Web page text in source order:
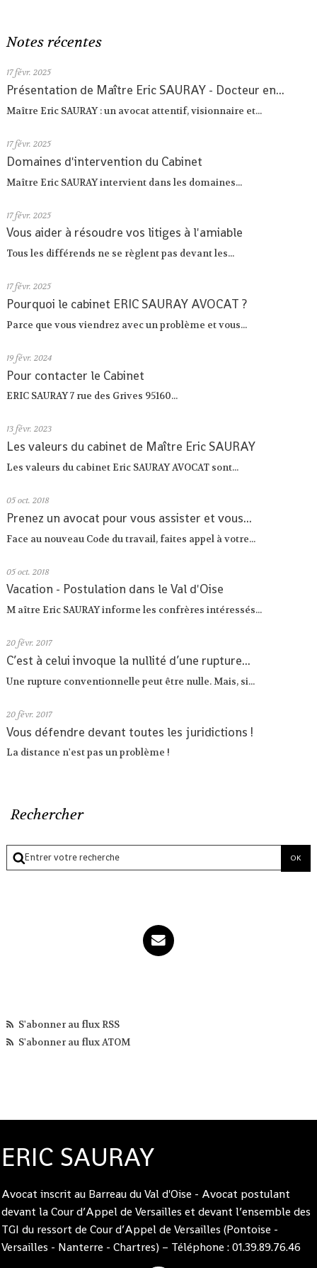
Notes récentes
17 févr. 2025
Présentation de Maître Eric SAURAY - Docteur en...
Maître Eric SAURAY : un avocat attentif, visionnaire et...
17 févr. 2025
Domaines d'intervention du Cabinet
Maître Eric SAURAY intervient dans les domaines...
17 févr. 2025
Vous aider à résoudre vos litiges à l'amiable
Tous les différends ne se règlent pas devant les...
17 févr. 2025
Pourquoi le cabinet ERIC SAURAY AVOCAT ?
Parce que vous viendrez avec un problème et vous...
19 févr. 2024
Pour contacter le Cabinet
ERIC SAURAY 7 rue des Grives 95160...
13 févr. 2023
Les valeurs du cabinet de Maître Eric SAURAY
Les valeurs du cabinet Eric SAURAY AVOCAT sont...
05 oct. 2018
Prenez un avocat pour vous assister et vous...
Face au nouveau Code du travail, faites appel à votre...
05 oct. 2018
Vacation - Postulation dans le Val d'Oise
M aître Eric SAURAY informe les confrères intéressés...
20 févr. 2017
C’est à celui invoque la nullité d’une rupture...
Une rupture conventionnelle peut être nulle. Mais, si...
20 févr. 2017
Vous défendre devant toutes les juridictions !
La distance n'est pas un problème !
Rechercher
S'abonner au flux RSS
S'abonner au flux ATOM
ERIC SAURAY
Avocat inscrit au Barreau du Val d'Oise - Avocat postulant
devant la Cour d’Appel de Versailles et devant l’ensemble des
TGI du ressort de Cour d’Appel de Versailles (Pontoise -
Versailles - Nanterre - Chartres) – Téléphone : 01.39.89.76.46